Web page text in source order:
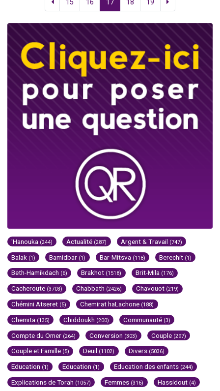
15 16 17 18 19
'Hanouka (244) Actualité (287) Argent & Travail (747)
Balak (1) Bamidbar (1) Bar-Mitsva (118) Berechit (1)
Beth-Hamikdach (6) Brakhot (1518) Brit-Mila (176)
Cacheroute (3703) Chabbath (2426) Chavouot (219)
Chémini Atseret (5) Chemirat haLachone (188)
Chemita (135) Chiddoukh (200) Communauté (3)
Compte du Omer (264) Conversion (303) Couple (297)
Couple et Famille (5) Deuil (1102) Divers (5036)
Education (1) Education (1) Education des enfants (244)
Explications de Torah (1057) Femmes (316) Hassidout (4)